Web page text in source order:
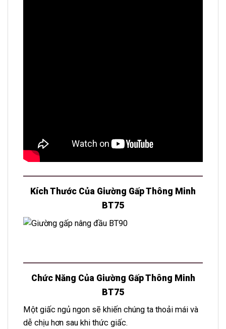
Kích Thước Của Giường Gấp Thông Minh
BT75
Chức Năng Của Giường Gấp Thông Minh
BT75
Một giấc ngủ ngon sẽ khiến chúng ta thoải mái và
dễ chịu hơn sau khi thức giấc.